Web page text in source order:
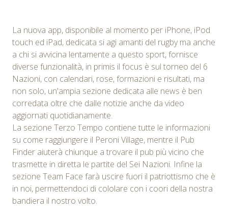
La nuova app, disponibile al momento per iPhone, iPod
touch ed iPad, dedicata si agi amanti del rugby ma anche
a chi si avvicina lentamente a questo sport, fornisce
diverse funzionalità, in primis il focus è sul torneo del 6
Nazioni, con calendari, rose, formazioni e risultati, ma
non solo, un'ampia sezione dedicata alle news è ben
corredata oltre che dalle notizie anche da video
aggiornati quotidianamente.
La sezione Terzo Tempo contiene tutte le informazioni
su come raggiungere il Peroni Village, mentre il Pub
Finder aiuterà chiunque a trovare il pub più vicino che
trasmette in diretta le partite del Sei Nazioni. Infine la
sezione Team Face farà uscire fuori il patriottismo che è
in noi, permettendoci di cololare con i coori della nostra
bandiera il nostro volto.